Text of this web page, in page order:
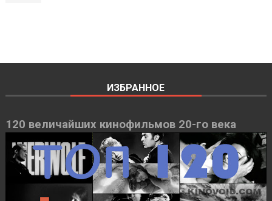
ИЗБРАННОЕ
120 величайших кинофильмов 20-го века